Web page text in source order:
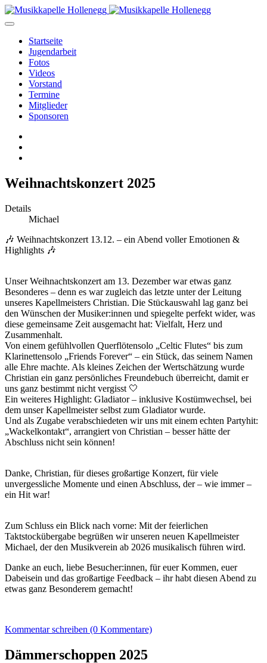
Startseite
Jugendarbeit
Fotos
Videos
Vorstand
Termine
Mitglieder
Sponsoren
Weihnachtskonzert 2025
Details
Michael
🎶 Weihnachtskonzert 13.12. – ein Abend voller Emotionen &
Highlights 🎶
Unser Weihnachtskonzert am 13. Dezember war etwas ganz
Besonderes – denn es war zugleich das letzte unter der Leitung
unseres Kapellmeisters Christian. Die Stückauswahl lag ganz bei
den Wünschen der Musiker:innen und spiegelte perfekt wider, was
diese gemeinsame Zeit ausgemacht hat: Vielfalt, Herz und
Zusammenhalt.
Von einem gefühlvollen Querflötensolo „Celtic Flutes“ bis zum
Klarinettensolo „Friends Forever“ – ein Stück, das seinem Namen
alle Ehre machte. Als kleines Zeichen der Wertschätzung wurde
Christian ein ganz persönliches Freundebuch überreicht, damit er
uns ganz bestimmt nicht vergisst 🤍
Ein weiteres Highlight: Gladiator – inklusive Kostümwechsel, bei
dem unser Kapellmeister selbst zum Gladiator wurde.
Und als Zugabe verabschiedeten wir uns mit einem echten Partyhit:
„Wackelkontakt“, arrangiert von Christian – besser hätte der
Abschluss nicht sein können!
Danke, Christian, für dieses großartige Konzert, für viele
unvergessliche Momente und einen Abschluss, der – wie immer –
ein Hit war!
Zum Schluss ein Blick nach vorne: Mit der feierlichen
Taktstockübergabe begrüßen wir unseren neuen Kapellmeister
Michael, der den Musikverein ab 2026 musikalisch führen wird.
Danke an euch, liebe Besucher:innen, für euer Kommen, euer
Dabeisein und das großartige Feedback – ihr habt diesen Abend zu
etwas ganz Besonderem gemacht!
Kommentar schreiben (0 Kommentare)
Dämmerschoppen 2025